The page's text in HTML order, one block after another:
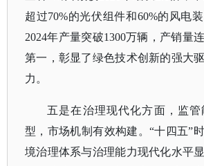
超过70%的光伏组件和60%的风电
2024年产量突破1300万辆，产销量
第一，彰显了绿色技术创新的强大
力。
五是在治理现代化方面，监
型，市场机制有效构建。 “十四五”
境治理体系与治理能力现代化水平